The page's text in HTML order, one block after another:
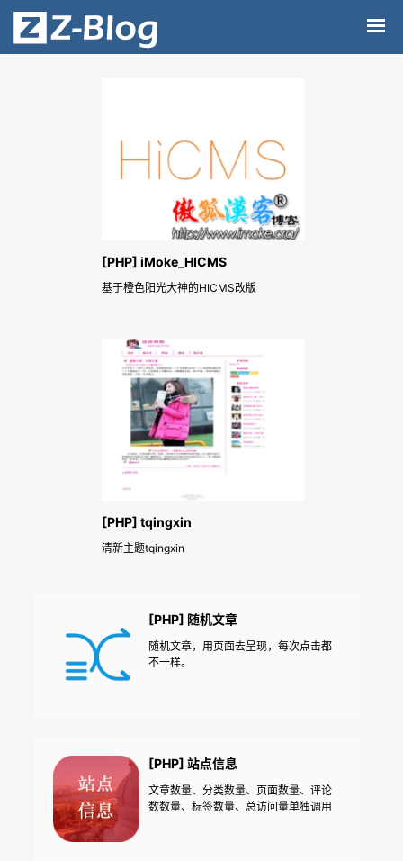
[PHP] iMoke_HICMS
基于橙色阳光大神的HICMS改版
[PHP] tqingxin
清新主题tqingxin
[PHP] 随机文章
随机文章，用页面去呈现，每次点击都
不一样。
[PHP] 站点信息
文章数量、分类数量、页面数量、评论
数数量、标签数量、总访问量单独调用